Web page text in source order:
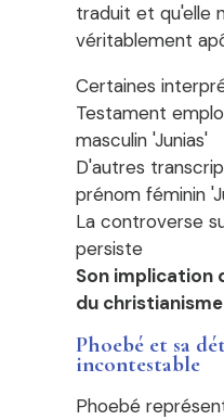
traduit et qu'elle
véritablement
Certaines
Testament
masculin 'Junias'
D'autres
prénom féminin
La controverse
persiste
Son implication
du christianisme
Phoebé et sa
incontestable
Phoebé